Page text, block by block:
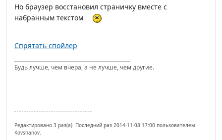
Но браузер восстановил страничку вместе с
набранным текстом
Спрятать спойлер
Будь лучше, чем вчера, а не лучше, чем другие.
Редактировано 3 раз(а). Последний раз 2014-11-08 17:00 пользователем
Kovshanov.